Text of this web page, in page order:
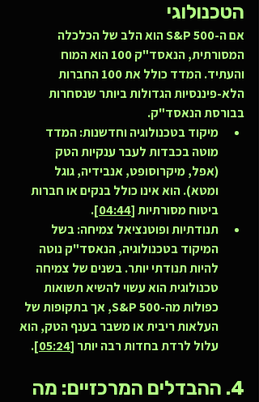
הטכנולוגי
אם ה-S&P 500 הוא הלב של הכלכלה
המסורתית, הנאסד"ק 100 הוא המוח
והעתיד. המדד כולל את 100 החברות
הלא-פיננסיות הגדולות ביותר שנסחרות
בבורסת הנאסד"ק.
מיקוד בטכנולוגיה וחדשנות: המדד
מוטה בכבדות לעבר ענקיות הטק
(אפל, מיקרוסופט, אנבידיה, גוגל
ומטא). הוא אינו כולל בנקים או חברות
ביטוח מסורתיות [04:44]
.
תנודתיות ופוטנציאל צמיחה: בשל
המיקוד בטכנולוגיה, הנאסד"ק נוטה
להיות תנודתי יותר. בשנים של צמיחה
טכנולוגית הוא עשוי להשיא תשואות
כפולות מה-S&P 500, אך בתקופות של
העלאות ריבית או משבר בענף הטק, הוא
עלול לרדת בחדות רבה יותר [05:24]
.
4. ההבדלים המרכזיים: מה